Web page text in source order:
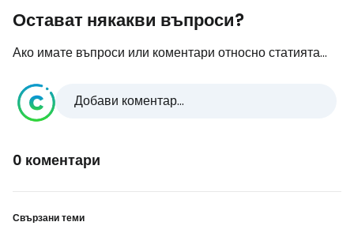
Остават някакви въпроси?
Ако имате въпроси или коментари относно статията...
Добави коментар...
0 коментари
Свързани теми